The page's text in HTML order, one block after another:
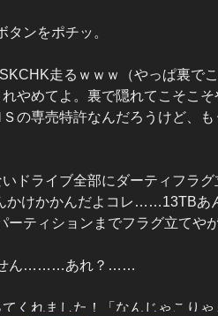
タンをポチッ。
走るｗｗｗ（やっぱ裏で
やめてよ。裏で隠れてこそこ
の専売特許なんだろうけど、も
いドライブ全部にダーティフラ
かけかかんだよコレ……13TBあ
ーティションまでフラグ立て
せん………あれ？……
くれました！「なんじゃこり